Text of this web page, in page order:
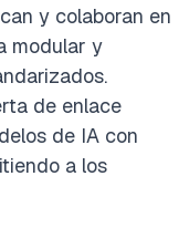
y colaboran en
modular y
de enlace
de IA con
a los